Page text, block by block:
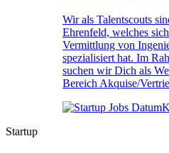
Wir als Talentscouts
Ehrenfeld, welches
Vermittlung von
spezialisiert hat. Im
suchen wir Dich als
Bereich Akquise/
Startup